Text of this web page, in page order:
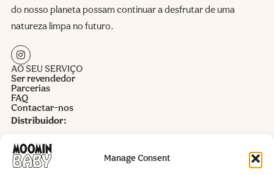
Manage Consent
do nosso planeta possam continuar a desfrutar de uma
natureza limpa no futuro.
AO SEU SERVIÇO
Ser revendedor
Parcerias
FAQ
Contactar-nos
Distribuidor:
Alida Castro Lda.
Rua Alto do Cotão nr 10 armazém 4